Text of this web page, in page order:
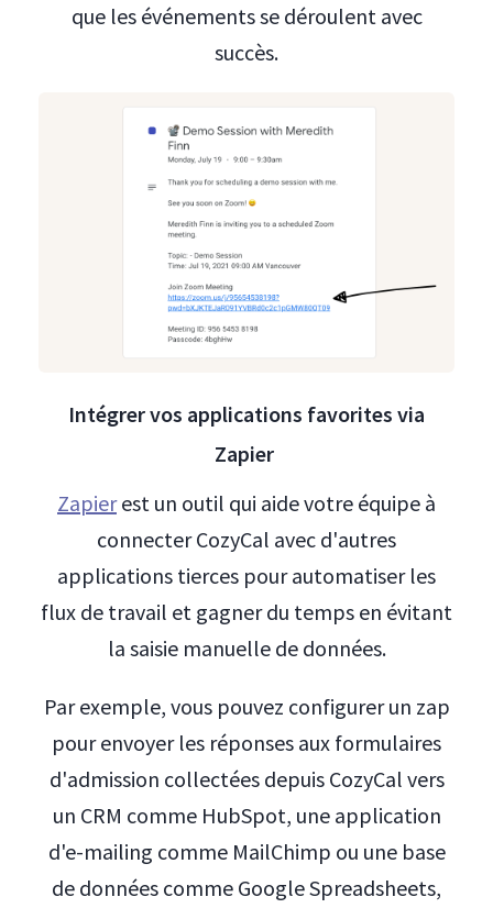
que les événements se déroulent avec
succès.
Intégrer vos applications favorites via
Zapier
Zapierest un outil qui aide votre équipe à
connecter CozyCal avec d'autres
applications tierces pour automatiser les
flux de travail et gagner du temps en évitant
la saisie manuelle de données.
Par exemple, vous pouvez configurer un zap
pour envoyer les réponses aux formulaires
d'admission collectées depuis CozyCal vers
un CRM comme HubSpot, une application
d'e-mailing comme MailChimp ou une base
de données comme Google Spreadsheets,